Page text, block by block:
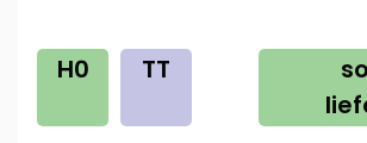
H0 TT